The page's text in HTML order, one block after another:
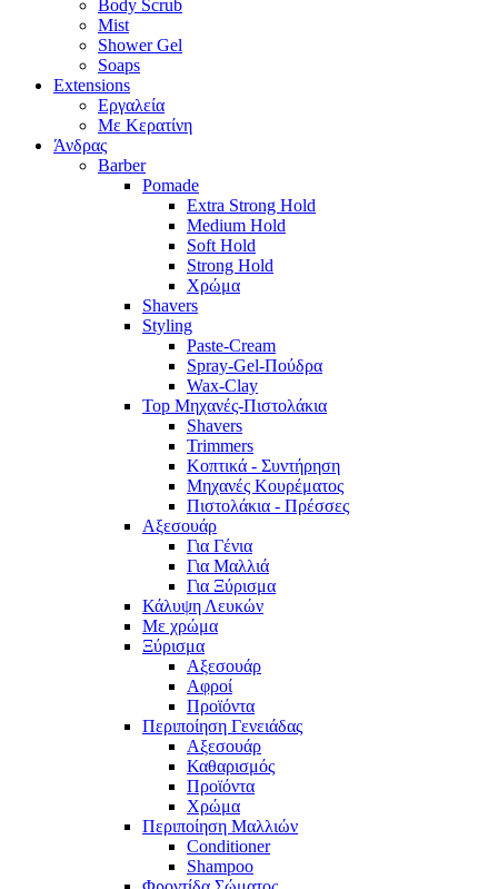
Body Scrub
Mist
Shower Gel
Soaps
Extensions
Εργαλεία
Με Κερατίνη
Άνδρας
Barber
Pomade
Extra Strong Hold
Medium Hold
Soft Hold
Strong Hold
Χρώμα
Shavers
Styling
Paste-Cream
Spray-Gel-Πούδρα
Wax-Clay
Top Μηχανές-Πιστολάκια
Shavers
Trimmers
Κοπτικά - Συντήρηση
Μηχανές Κουρέματος
Πιστολάκια - Πρέσσες
Αξεσουάρ
Για Γένια
Για Μαλλιά
Για Ξύρισμα
Κάλυψη Λευκών
Με χρώμα
Ξύρισμα
Αξεσουάρ
Αφροί
Προϊόντα
Περιποίηση Γενειάδας
Αξεσουάρ
Καθαρισμός
Προϊόντα
Χρώμα
Περιποίηση Μαλλιών
Conditioner
Shampoo